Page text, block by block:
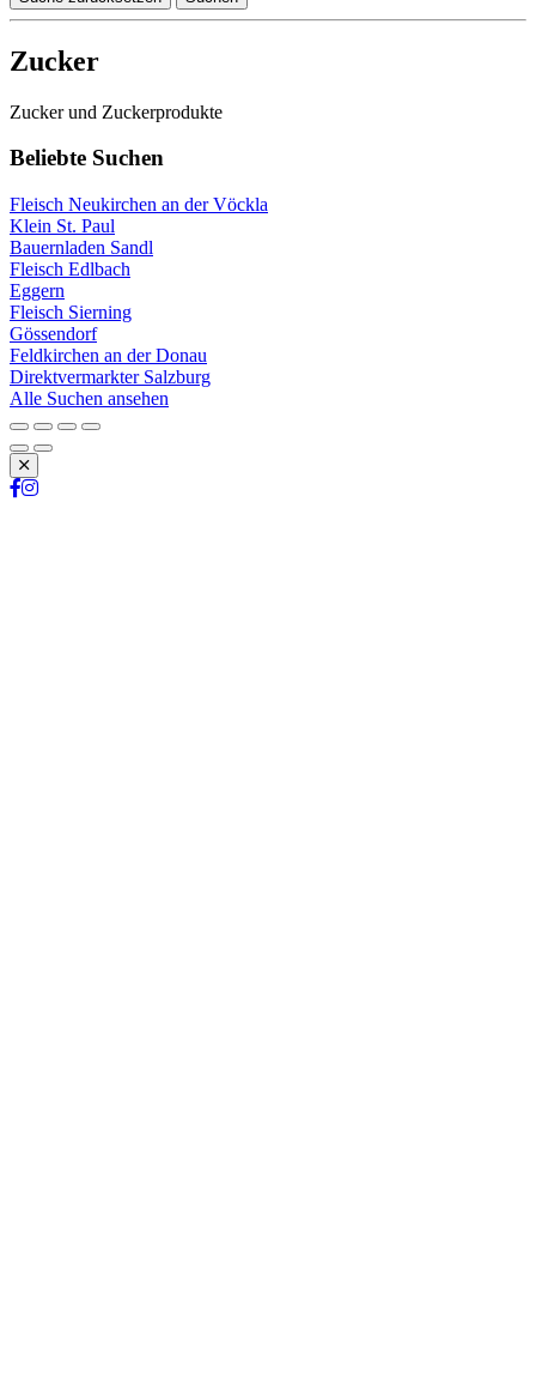
Zucker
Zucker und Zuckerprodukte
Beliebte Suchen
Fleisch Neukirchen an der Vöckla
Klein St. Paul
Bauernladen Sandl
Fleisch Edlbach
Eggern
Fleisch Sierning
Gössendorf
Feldkirchen an der Donau
Direktvermarkter Salzburg
Alle Suchen ansehen
Schließen